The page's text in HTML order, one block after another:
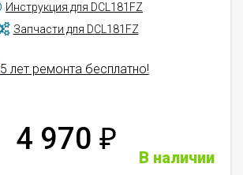
Инструкция для DCL181FZ
Запчасти для DCL181FZ
5 лет ремонта бесплатно!
4 970 ₽
В наличии